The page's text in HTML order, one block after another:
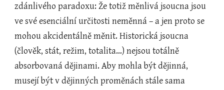
zdánlivého paradoxu: Že totiž měnlivá jsoucna jsou
ve své esenciální určitosti neměnná – a jen proto se
mohou akcidentálně měnit. Historická jsoucna
(člověk, stát, režim, totalita…) nejsou totálně
absorbovaná dějinami. Aby mohla být dějinná,
musejí být v dějinných proměnách stále sama